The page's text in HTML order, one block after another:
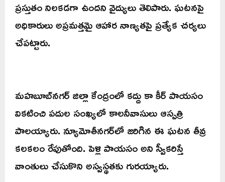
ప్రస్తుతం నిలకడగా ఉందని వైద్యులు తెలిపారు. ఘటనపై
అధికారులు అప్రమత్తమై ఆహార నాణ్యతపై ప్రత్యేక చర్యలు
చేపట్టారు.
మహబూబ్‌నగర్ జిల్లా కేంద్రంలో కద్దు కా కీర్ పాయసం
వికటించి పదుల సంఖ్యలో కాలనీవాసులు ఆస్పత్రి
పాలయ్యారు. న్యూమోతీనగర్‌లో జరిగిన ఈ ఘటన తీవ్ర
కలకలం రేపుతోంది. పెళ్లి పాయసం అని స్వీకరిస్తే
వాంతులు చేసుకొని అస్వస్థతకు గురయ్యారు.